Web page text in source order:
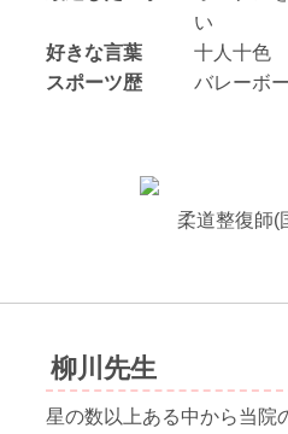
い
好きな言葉
十人十色
スポーツ歴
バレーボ
柔道整復師(
柳川先生
星の数以上ある中から当院